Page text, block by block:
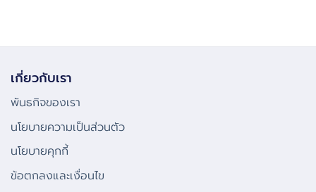
เกี่ยวกับเรา
พันธกิจของเรา
นโยบายความเป็นส่วนตัว
นโยบายคุกกี้
ข้อตกลงและเงื่อนไข